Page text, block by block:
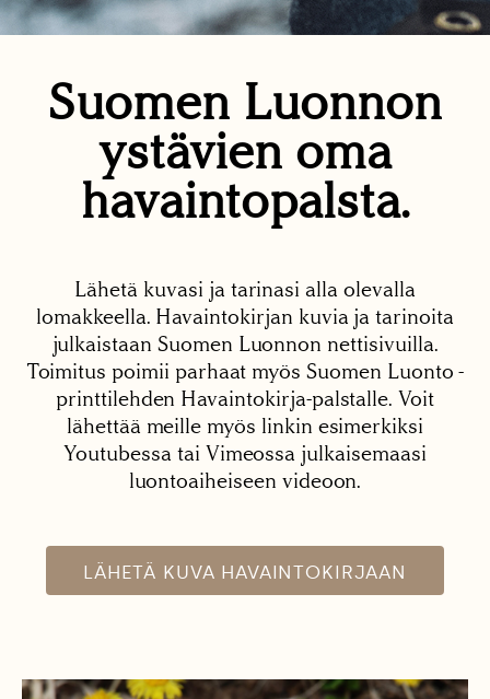
Suomen Luonnon
ystävien oma
havaintopalsta.
Lähetä kuvasi ja tarinasi alla olevalla
lomakkeella. Havaintokirjan kuvia ja tarinoita
julkaistaan Suomen Luonnon nettisivuilla.
Toimitus poimii parhaat myös Suomen Luonto -
printtilehden Havaintokirja-palstalle. Voit
lähettää meille myös linkin esimerkiksi
Youtubessa tai Vimeossa julkaisemaasi
luontoaiheiseen videoon.
LÄHETÄ KUVA HAVAINTOKIRJAAN